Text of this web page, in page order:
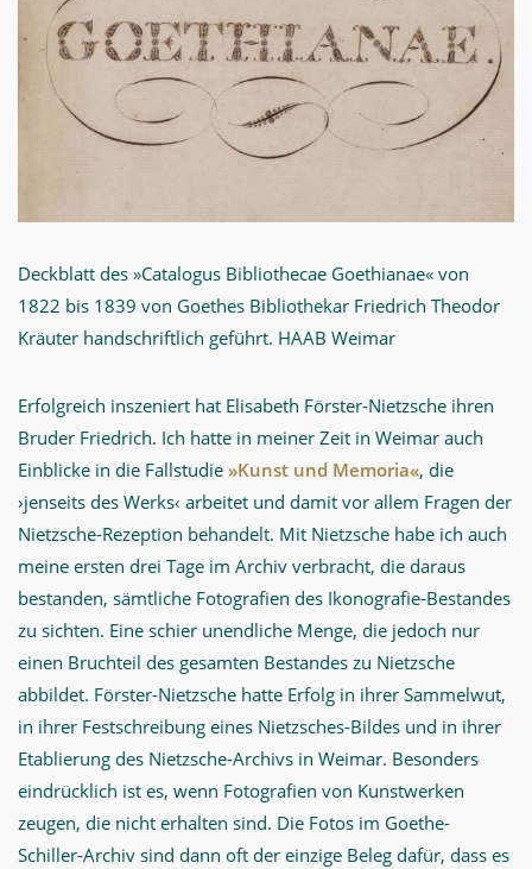
Deckblatt des »Catalogus Bibliothecae Goethianae« von
1822 bis 1839 von Goethes Bibliothekar Friedrich Theodor
Kräuter handschriftlich geführt. HAAB Weimar
Erfolgreich inszeniert hat Elisabeth Förster-Nietzsche ihren
Bruder Friedrich. Ich hatte in meiner Zeit in Weimar auch
Einblicke in die Fallstudie »Kunst und Memoria«, die
›jenseits des Werks‹ arbeitet und damit vor allem Fragen der
Nietzsche-Rezeption behandelt. Mit Nietzsche habe ich auch
meine ersten drei Tage im Archiv verbracht, die daraus
bestanden, sämtliche Fotografien des Ikonografie-Bestandes
zu sichten. Eine schier unendliche Menge, die jedoch nur
einen Bruchteil des gesamten Bestandes zu Nietzsche
abbildet. Förster-Nietzsche hatte Erfolg in ihrer Sammelwut,
in ihrer Festschreibung eines Nietzsches-Bildes und in ihrer
Etablierung des Nietzsche-Archivs in Weimar. Besonders
eindrücklich ist es, wenn Fotografien von Kunstwerken
zeugen, die nicht erhalten sind. Die Fotos im Goethe-
Schiller-Archiv sind dann oft der einzige Beleg dafür, dass es